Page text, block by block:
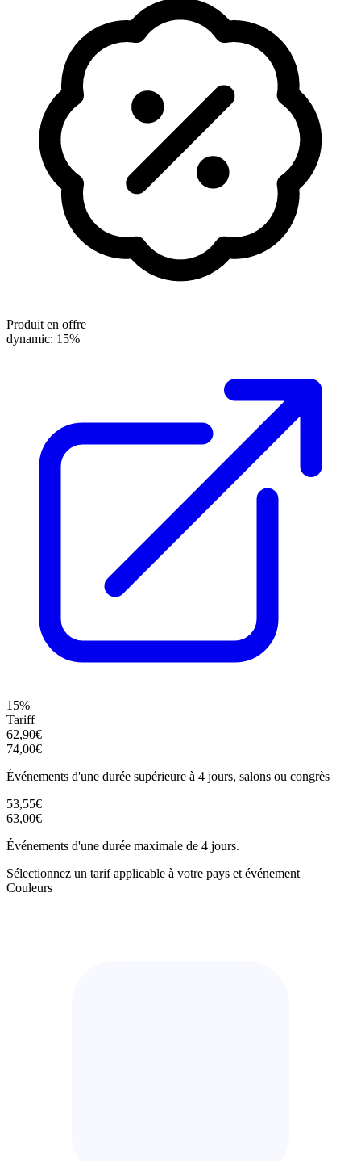
Produit en offre
dynamic: 15%
15%
Tariff
62,90€
74,00€
Événements d'une durée supérieure à 4 jours, salons ou congrès
53,55€
63,00€
Événements d'une durée maximale de 4 jours.
Sélectionnez un tarif applicable à votre pays et événement
Couleurs